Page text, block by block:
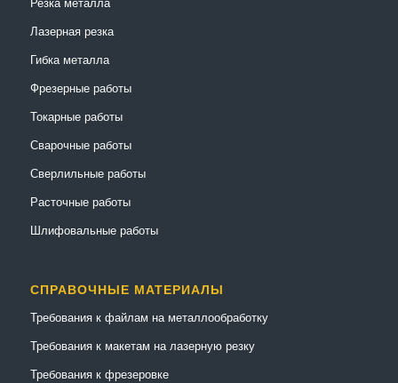
Лазерная резка
Гибка металла
Фрезерные работы
Токарные работы
Сварочные работы
Сверлильные работы
Расточные работы
Шлифовальные работы
СПРАВОЧНЫЕ МАТЕРИАЛЫ
Требования к файлам на металлообработку
Требования к макетам на лазерную резку
Требования к фрезеровке